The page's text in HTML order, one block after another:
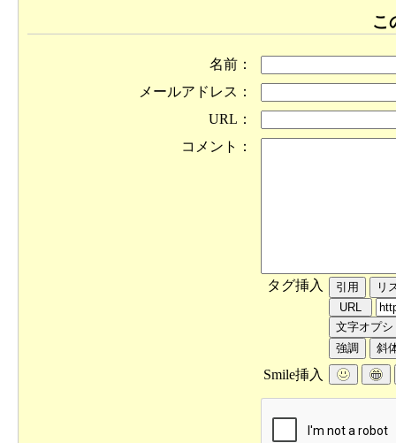
こ
名前：
メールアドレス：
URL：
コメント：
タグ挿入
Smile挿入